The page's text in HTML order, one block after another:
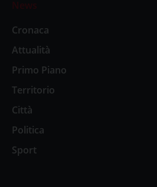
News
Cronaca
Attualità
Primo Piano
Territorio
Città
Politica
Sport